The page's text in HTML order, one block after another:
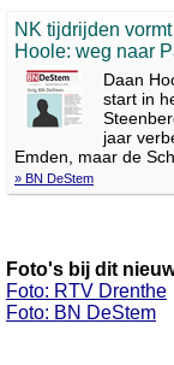
NK tijdrijden
Hoole: weg naar
Daan
start in
jaar
Emden, maar de
» BN DeStem
Foto's bij dit
Foto: RTV Drenthe
Foto: BN DeStem